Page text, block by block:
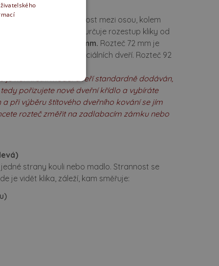
Rozteč je
vzdálenost mezi osou, kolem
Tato vzdálenost určuje rozestup kliky od
roztečí:
72, 90, 92 mm. Rozteč 72 mm je
u vchodových a speciálních dveří. Rozteč 92
je konkrétní model dveří standardně dodáván,
pořizujete nové dveřní křídlo a vybíráte
při výběru štítového dveřního kování se jím
rozteč změřit na zadlabacím zámku nebo
strany kouli nebo madlo. Strannost se
je vidět klika, záleží, kam směřuje: